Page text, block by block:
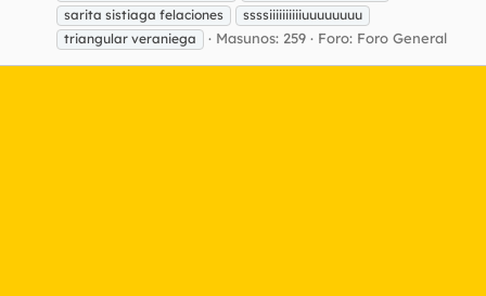
sarita sistiaga felaciones
ssssiiiiiiiiiiuuuuuuuu
triangular veraniega
Masunos: 259 Foro: Foro General